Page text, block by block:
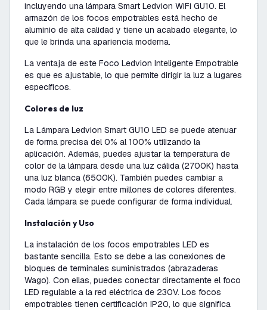
incluyendo una lámpara Smart Ledvion WiFi GU10. El
armazón de los focos empotrables está hecho de
aluminio de alta calidad y tiene un acabado elegante, lo
que le brinda una apariencia moderna.
La ventaja de este Foco Ledvion Inteligente Empotrable
es que es ajustable, lo que permite dirigir la luz a lugares
específicos.
Colores de luz
La Lámpara Ledvion Smart GU10 LED se puede atenuar
de forma precisa del 0% al 100% utilizando la
aplicación. Además, puedes ajustar la temperatura de
color de la lámpara desde una luz cálida (2700K) hasta
una luz blanca (6500K). También puedes cambiar a
modo RGB y elegir entre millones de colores diferentes.
Cada lámpara se puede configurar de forma individual.
Instalación y Uso
La instalación de los focos empotrables LED es
bastante sencilla. Esto se debe a las conexiones de
bloques de terminales suministrados (abrazaderas
Wago). Con ellas, puedes conectar directamente el foco
LED regulable a la red eléctrica de 230V. Los focos
empotrables tienen certificación IP20, lo que significa